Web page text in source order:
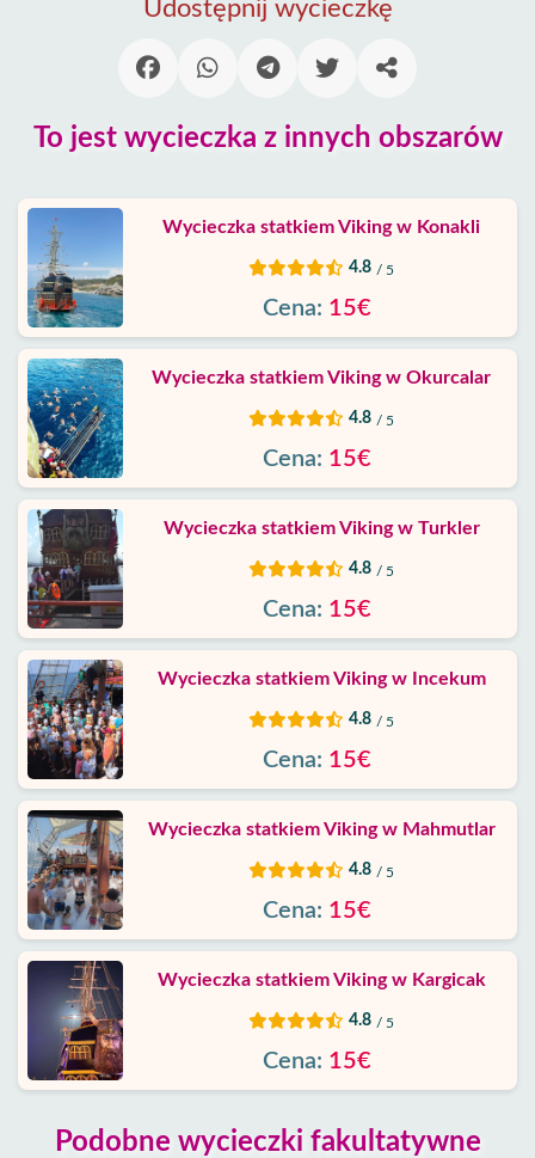
Blog
Google
opinie
nas
Usługi
Warunki
Polityka
Prywatności
Skontaktuj
Udostępnij wycieczkę
To jest wycieczka z innych obszarów
Wycieczka statkiem Viking w Konakli
4.8 / 5
Cena: 15€
Wycieczka statkiem Viking w Okurcalar
4.8 / 5
Cena: 15€
Wycieczka statkiem Viking w Turkler
4.8 / 5
Cena: 15€
Wycieczka statkiem Viking w Incekum
4.8 / 5
Cena: 15€
Wycieczka statkiem Viking w Mahmutlar
4.8 / 5
Cena: 15€
Wycieczka statkiem Viking w Kargicak
4.8 / 5
Cena: 15€
Podobne wycieczki fakultatywne